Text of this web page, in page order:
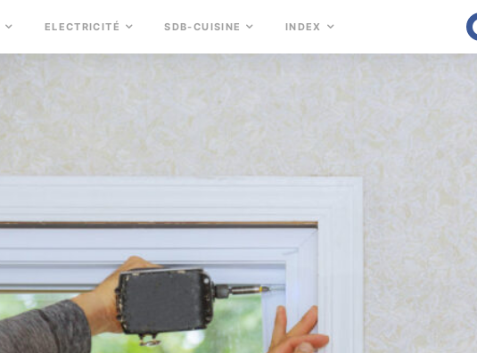
ELECTRICITÉ SDB-CUISINE INDEX